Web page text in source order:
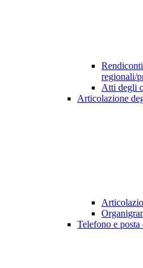
regionali/
Atti degli
Articolazione
Telefono e posta